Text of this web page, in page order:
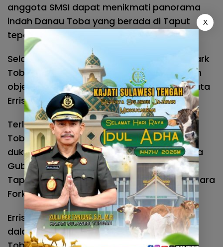
anggota SMSI dapat menikmati panorama
indah Danau Toba yang berada di Taput
tepatnya Geosite Huta Ginjang.
Selain itu, peserta Ekspedisi Kaldera Geopark
Toba juga akan digiring mengitari sejumlah
objek wisata Kabupaten Taput lainnya,” kata
Erris.
Terlaksananya Ekspedisi Kaldera Geopark
Toba yang SMSI Sumut tak terlepas dari
dukungan seluruh stakeholder, diantaranya
Gubernur Sumut, Kapolda Sumut, Bupati
Taput, Bupati Samosir, Bupati Sergai dan para
Forkominda se-Sumut.
Erris mengaku, inilah dukungan nyata SMSI
dalam mempertahankan Kaldera Geopark
X